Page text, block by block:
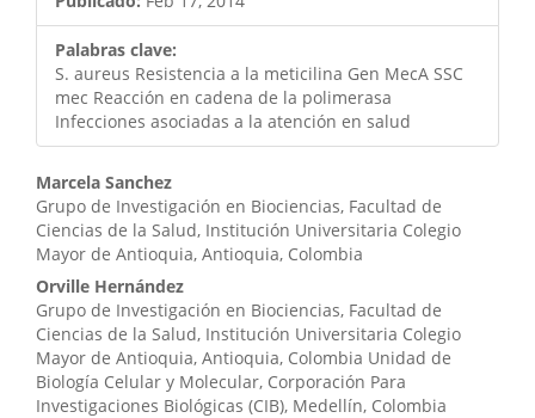
Palabras clave:
S. aureus Resistencia a la meticilina Gen MecA SSC
mec Reacción en cadena de la polimerasa
Infecciones asociadas a la atención en salud
Contenido
principal
del
artículo
Marcela Sanchez
Grupo de Investigación en Biociencias, Facultad de
Ciencias de la Salud, Institución Universitaria Colegio
Mayor de Antioquia, Antioquia, Colombia
Orville Hernández
Grupo de Investigación en Biociencias, Facultad de
Ciencias de la Salud, Institución Universitaria Colegio
Mayor de Antioquia, Antioquia, Colombia Unidad de
Biología Celular y Molecular, Corporación Para
Investigaciones Biológicas (CIB), Medellín, Colombia